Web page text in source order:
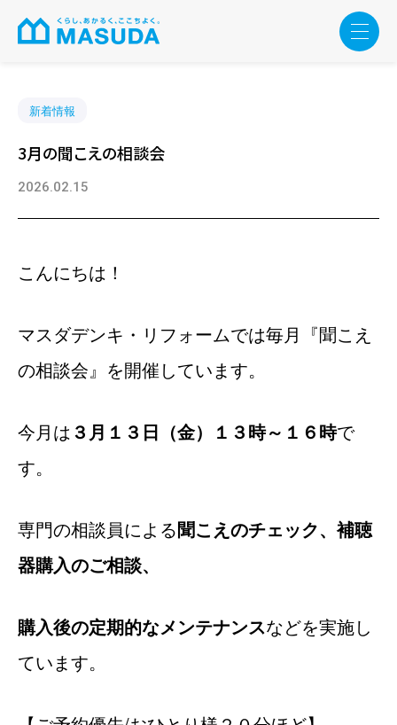
新着情報
3月の聞こえの相談会
2026.02.15
こんにちは！
マスダデンキ・リフォームでは毎月『聞こえ
の相談会』を開催しています。
今月は３月１３日（金）１３時～１６時で
す。
専門の相談員による聞こえのチェック、補聴
器購入のご相談、
購入後の定期的なメンテナンスなどを実施し
ています。